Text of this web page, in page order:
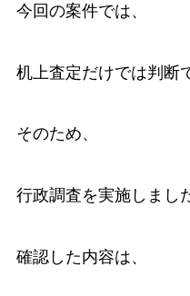
今回の案件では、
机上査定だけでは判断
そのため、
行政調査を実施しまし
確認した内容は、